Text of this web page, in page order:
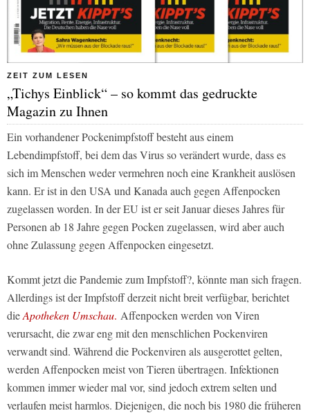
ZEIT ZUM LESEN
„Tichys Einblick“ – so kommt das gedruckte
Magazin zu Ihnen
Ein vorhandener Pockenimpfstoff besteht aus einem
Lebendimpfstoff, bei dem das Virus so verändert wurde, dass es
sich im Menschen weder vermehren noch eine Krankheit auslösen
kann. Er ist in den USA und Kanada auch gegen Affenpocken
zugelassen worden. In der EU ist er seit Januar dieses Jahres für
Personen ab 18 Jahre gegen Pocken zugelassen, wird aber auch
ohne Zulassung gegen Affenpocken eingesetzt.
Kommt jetzt die Pandemie zum Impfstoff?, könnte man sich fragen.
Allerdings ist der Impfstoff derzeit nicht breit verfügbar, berichtet
dieApotheken Umschau. Affenpocken werden von Viren
verursacht, die zwar eng mit den menschlichen Pockenviren
verwandt sind. Während die Pockenviren als ausgerottet gelten,
werden Affenpocken meist von Tieren übertragen. Infektionen
kommen immer wieder mal vor, sind jedoch extrem selten und
verlaufen meist harmlos. Diejenigen, die noch bis 1980 die früheren